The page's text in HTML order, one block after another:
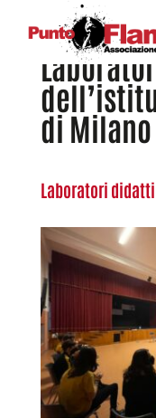
di Milano
Laboratori